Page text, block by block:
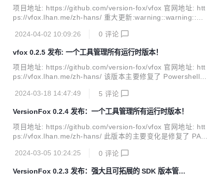
a...
项目地址: https://github.com/version-fox/vfox 官网地址: htt
ps://vfox.lhan.me/zh-hans/ 重大更新:warning:️:warning:️:wa
库。 当前版本如何添加插件? 当前版本改变了原有的插件添加
-> vfox add nodejs vfox add java/java -> vfox add java 如
何迁移已安装的旧插件? 你只需要执行vfox update命令就可
直接...
2024-04-02 10:09:26 0 评论
vfox 0.2.5 发布: 一个工具管理所有运行时版本！
项目地址: https://github.com/version-fox/vfox 官网地址: htt
ps://vfox.lhan.me/zh-hans/ 该版本主要修复了 Powershell H
itBash shell, 并为 0.3.0 做准备。 更新内容: feat: 支持PreUs
by @aooohan in 967d2cf feat: 支持模糊搜索所有版本 by @
Chance-fyi in #78 fix: VSCod...
2024-03-18 14:47:49 5 评论
VersionFox 0.2.4 发布：一个工具管理所有运行时版本！
项目地址: https://github.com/version-fox/vfox 官网地址: htt
ps://vfox.lhan.me/zh-hans/ 此版本的主要变化是修复了 PAT
我们还添加了一个文档网站：https://vfox.lhan.me 更新内容:
4 bugfix: 重建软连接时,确保目标文件已解压 by @aooohan i
2024-03-05 10:24:25 0 评论
VersionFox 0.2.3 发布：强大且可拓展的 SDK 版本管理